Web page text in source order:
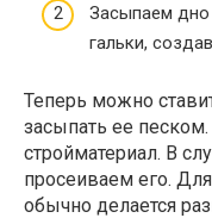
Засыпаем
гальки,
Теперь можно
засыпать ее
стройматериал. В
просеиваем его.
обычно делается